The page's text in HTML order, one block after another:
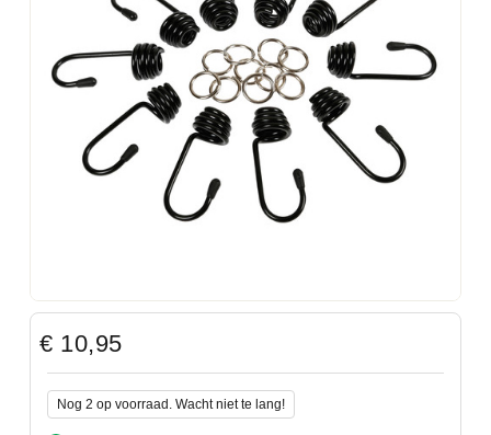
€ 10,95
Nog 2 op voorraad. Wacht niet te lang!